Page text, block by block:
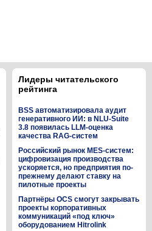
Лидеры читательского
рейтинга
BSS автоматизировала аудит
генеративного ИИ: в NLU-Suite
3.8 появилась LLM-оценка
качества RAG-систем
Российский рынок MES-систем:
цифровизация производства
ускоряется, но предприятия по-
прежнему делают ставку на
пилотные проекты
Партнёры OCS смогут закрывать
проекты корпоративных
коммуникаций «под ключ»
оборудованием Hitrolink